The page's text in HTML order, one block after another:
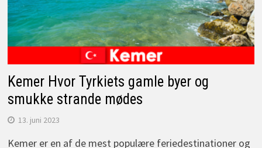
Kemer Hvor Tyrkiets gamle byer og
smukke strande mødes
13. juni 2023
Kemer er en af de mest populære feriedestinationer og